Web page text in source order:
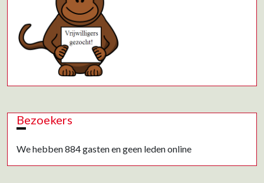
Bezoekers
We hebben 884 gasten en geen leden online